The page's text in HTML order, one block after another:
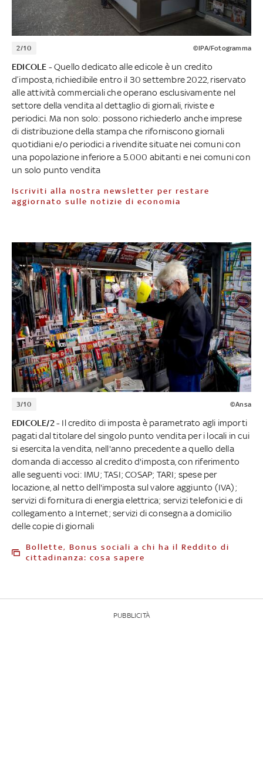
2/10 ©IPA/Fotogramma
EDICOLE -Quello dedicato alle edicole è un credito
d’imposta, richiedibile entro il 30 settembre 2022, riservato
alle attività commerciali che operano esclusivamente nel
settore della vendita al dettaglio di giornali, riviste e
periodici. Ma non solo: possono richiederlo anche imprese
di distribuzione della stampa che riforniscono giornali
quotidiani e/o periodici a rivendite situate nei comuni con
una popolazione inferiore a 5.000 abitanti e nei comuni con
un solo punto vendita
Iscriviti alla nostra newsletter per restare
aggiornato sulle notizie di economia
3/10 ©Ansa
EDICOLE/2 - Il credito di imposta è parametrato agli importi
pagati dal titolare del singolo punto vendita per i locali in cui
si esercita la vendita, nell'anno precedente a quello della
domanda di accesso al credito d'imposta, con riferimento
alle seguenti voci: IMU; TASI; COSAP; TARI; spese per
locazione, al netto dell'imposta sul valore aggiunto (IVA);
servizi di fornitura di energia elettrica; servizi telefonici e di
collegamento a Internet; servizi di consegna a domicilio
delle copie di giornali
Bollette, Bonus sociali a chi ha il Reddito di
cittadinanza: cosa sapere
PUBBLICITÀ